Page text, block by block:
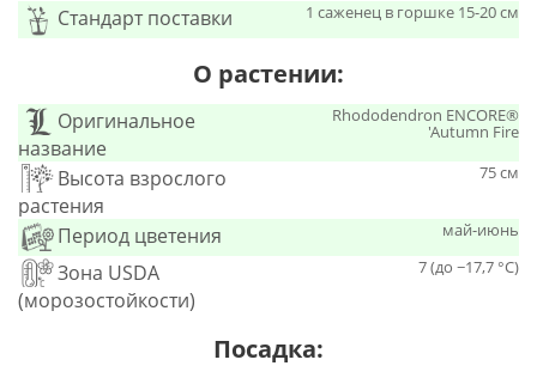
Стандарт поставки 1 саженец в горшке 15-20 см
О растении:
Оригинальное
название
Rhododendron ENCORE®
'Autumn Fire
Высота взрослого
растения
75 см
Период цветения май-июнь
Зона USDA
(морозостойкости)
7 (до −17,7 °C)
Посадка: